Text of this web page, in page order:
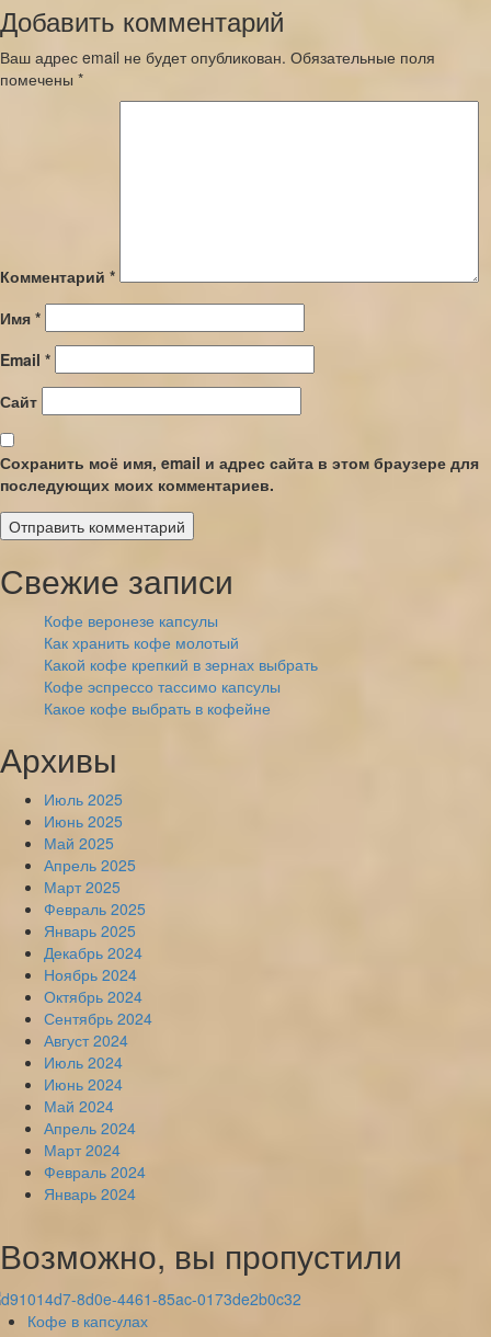
Добавить комментарий
Ваш адрес email не будет опубликован. Обязательные поля
помечены *
Комментарий *
Имя *
Email *
Сайт
Сохранить моё имя, email и адрес сайта в этом браузере для
последующих моих комментариев.
Свежие записи
Кофе веронезе капсулы
Как хранить кофе молотый
Какой кофе крепкий в зернах выбрать
Кофе эспрессо тассимо капсулы
Какое кофе выбрать в кофейне
Архивы
Июль 2025
Июнь 2025
Май 2025
Апрель 2025
Март 2025
Февраль 2025
Январь 2025
Декабрь 2024
Ноябрь 2024
Октябрь 2024
Сентябрь 2024
Август 2024
Июль 2024
Июнь 2024
Май 2024
Апрель 2024
Март 2024
Февраль 2024
Январь 2024
Возможно, вы пропустили
Кофе в капсулах